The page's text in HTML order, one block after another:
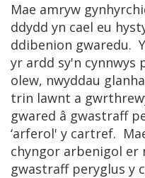
Mae amryw
ddydd yn cael eu
ddibenion gwaredu.
yr ardd sy'n cynnwys
olew, nwyddau
trin lawnt a
gwared â gwastraff
‘arferol' y cartref.
chyngor arbenigol er
gwastraff peryglus y